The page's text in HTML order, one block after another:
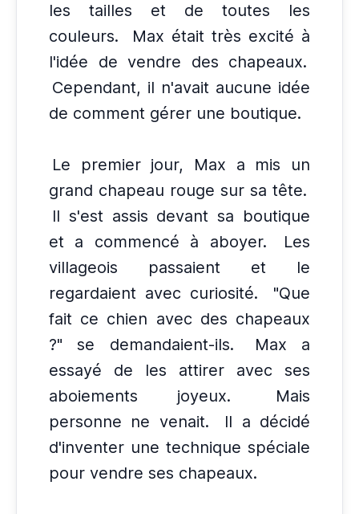
les tailles et de toutes les
couleurs.
Max était très excité à
l'idée de vendre des chapeaux.
Cependant, il n'avait aucune idée
de comment gérer une boutique.
Le premier jour, Max a mis un
grand chapeau rouge sur sa tête.
Il s'est assis devant sa boutique
et a commencé à aboyer.
Les
villageois passaient et le
regardaient avec curiosité.
"Que
fait ce chien avec des chapeaux
?" se demandaient-ils.
Max a
essayé de les attirer avec ses
aboiements joyeux.
Mais
personne ne venait.
Il a décidé
d'inventer une technique spéciale
pour vendre ses chapeaux.